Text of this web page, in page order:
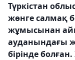
Түркістан
жөнге салмақ
жұмысынан
ауданындағы
бірінде